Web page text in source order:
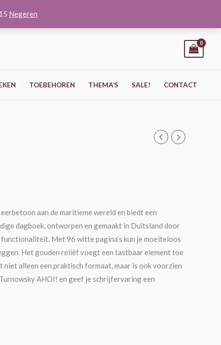
Negeren
TOEBEHOREN THEMA’S SALE! CONTACT
aan de maritieme wereld en biedt een
dagboek, ontworpen en gemaakt in Duitsland door
Met 96 witte pagina’s kun je moeiteloos
Het gouden reliëf voegt een tastbaar element toe
alleen een praktisch formaat, maar is ook voorzien
AHOI! en geef je schrijfervaring een